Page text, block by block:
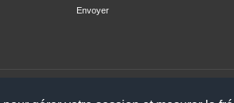
Envoyer